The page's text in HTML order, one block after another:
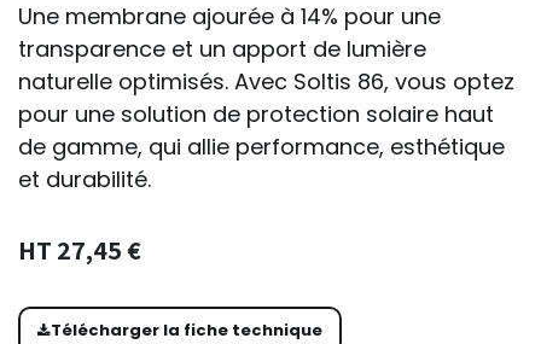
Une membrane ajourée à 14% pour une
transparence et un apport de lumière
naturelle optimisés. Avec Soltis 86, vous optez
pour une solution de protection solaire haut
de gamme, qui allie performance, esthétique
et durabilité.
HT 27,45€
Télécharger la fiche technique